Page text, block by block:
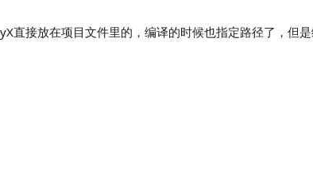
直接放在项目文件里的，编译的时候也指定路径了，但